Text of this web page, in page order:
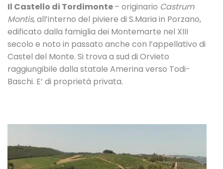
Il Castello di Tordimonte– originario Castrum
Montis, all’interno del piviere di S.Maria in Porzano,
edificato dalla famiglia dei Montemarte nel XIII
secolo e noto in passato anche con l’appellativo di
Castel del Monte. Si trova a sud di Orvieto
raggiungibile dalla statale Amerina verso Todi-
Baschi. E’ di proprietà privata.